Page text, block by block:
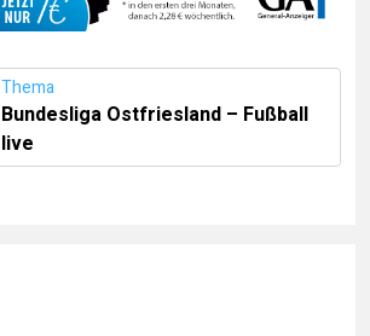
Thema
Bundesliga Ostfriesland – Fußball
live